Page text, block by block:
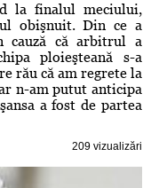
la finalul meciului,
obişnuit. Din ce a
cauză că arbitrul a
ploieşteană s-a
rău că am regrete la
n-am putut anticipa
a fost de partea
209 vizualizări